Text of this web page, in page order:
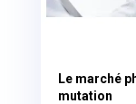
Le marché
mutation